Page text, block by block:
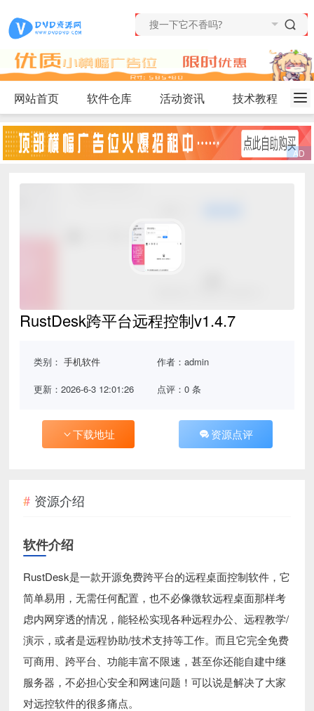
网站首页 软件仓库 活动资讯 技术教程
RustDesk跨平台远程控制v1.4.7
类别：手机软件 作者：admin
更新：2026-6-3 12:01:26 点评：0 条
下载地址 资源点评
资源介绍
软件介绍
RustDesk是一款开源免费跨平台的远程桌面控制软件，它
简单易用，无需任何配置，也不必像微软远程桌面那样考
虑内网穿透的情况，能轻松实现各种远程办公、远程教学/
演示，或者是远程协助/技术支持等工作。而且它完全免费
可商用、跨平台、功能丰富不限速，甚至你还能自建中继
服务器，不必担心安全和网速问题！可以说是解决了大家
对远控软件的很多痛点。